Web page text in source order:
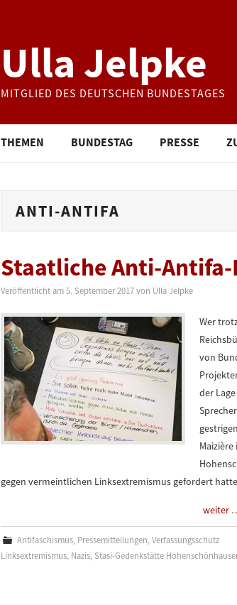
Ulla Jelpke
MITGLIED DES DEUTSCHEN BUNDESTAGES
THEMEN BUNDESTAG PRESSE
ANTI-ANTIFA
Staatliche Anti-
Veröffentlicht am 5. September 2017 von Ulla Jelpke
Wer
von
der
gegen vermeintlichen Linksextremismus gefordert
weiter
Antifaschismus, Pressemitteilungen,Verfassungsschutz
Linksextremismus, Nazis, Stasi-Gedenkstätte